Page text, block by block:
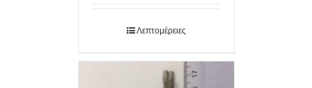
Λεπτομέρειες